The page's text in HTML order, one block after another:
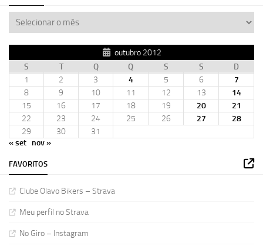
outubro 2012
S
T Q Q S S
D
1
2 3 4 5 6
7
8
9 10 11 12 13
14
15
16 17 18 19 20
21
22
23 24 25 26 27
28
29
30
31
« set nov »
FAVORITOS
Clube Olavo Bikers – Strava
Meu perfil no Strava
No Giro – Instagram